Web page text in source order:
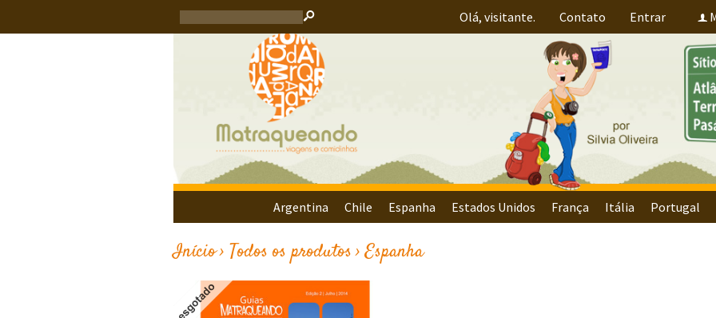
s Olá, visitante. Contato Entrar f
Argentina Chile Espanha Estados Unidos França Itália Portugal
Início› Todos os produtos › Espanha